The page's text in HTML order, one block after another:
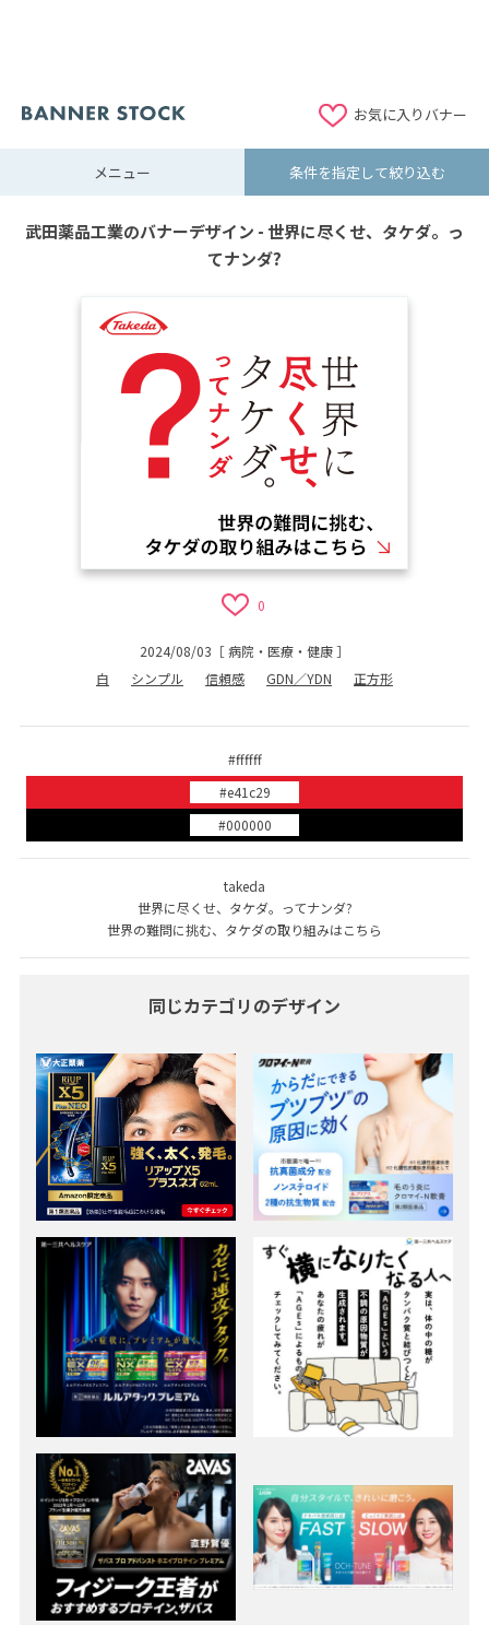
お気に入りバナー
メニュー 条件を指定して絞り込む
武田薬品工業のバナーデザイン - 世界に尽くせ、タケダ。っ
てナンダ?
0
2024/08/03 ［病院・医療・健康］
白
シンプル 信頼感 GDN／YDN 正方形
#ffffff
#e41c29
#000000
takeda
世界に尽くせ、タケダ。ってナンダ?
世界の難問に挑む、タケダの取り組みはこちら
同じカテゴリのデザイン